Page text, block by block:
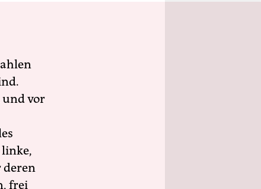
und vor
deren
frei